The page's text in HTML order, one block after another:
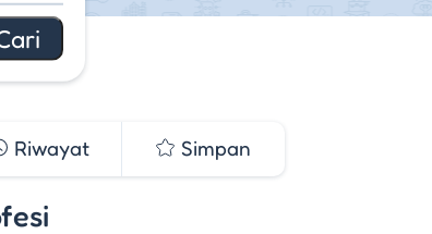
Riwayat Simpan